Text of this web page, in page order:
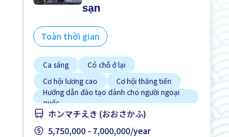
sạn
Toàn thời gian
Ca sáng
Có chỗ ở lại
Cơ hội lương cao
Cơ hội thăng tiến
Hướng dẫn đào tạo dành cho người ngoại
quốc
Không cần kinh nghiệm
Nhiều hơn theo thời gian
ホンマチえき (おおさかふ)
5,750,000 - 7,000,000/year